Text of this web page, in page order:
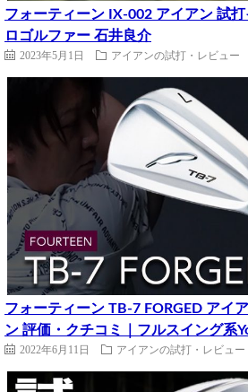
フォーティーン IX-002 アイアン 試
ロゴルファー 石井良介
2023年5月1日 アイアンの試打・レビュー
フォーティーン TB-7 FORGED アイ
ン 評価・クチコミ｜フルスイング系
2022年6月11日 アイアンの試打・レビュー